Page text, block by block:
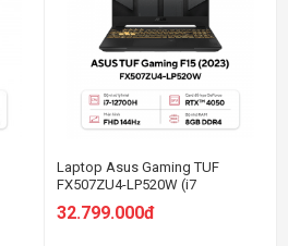
Laptop Asus Gaming TUF
FX507ZU4-LP520W (i7
SSD/15.6 FHD 144hz/RTX 4050
32.799.000đ